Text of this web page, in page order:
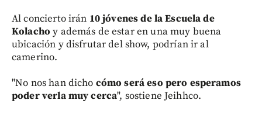
Al concierto irán 10 jóvenes de la Escuela de
Kolacho y además de estar en una muy buena
ubicación y disfrutar del show, podrían ir al
camerino.
"No nos han dicho cómo será eso pero esperamos
poder verla muy cerca", sostiene Jeihhco.